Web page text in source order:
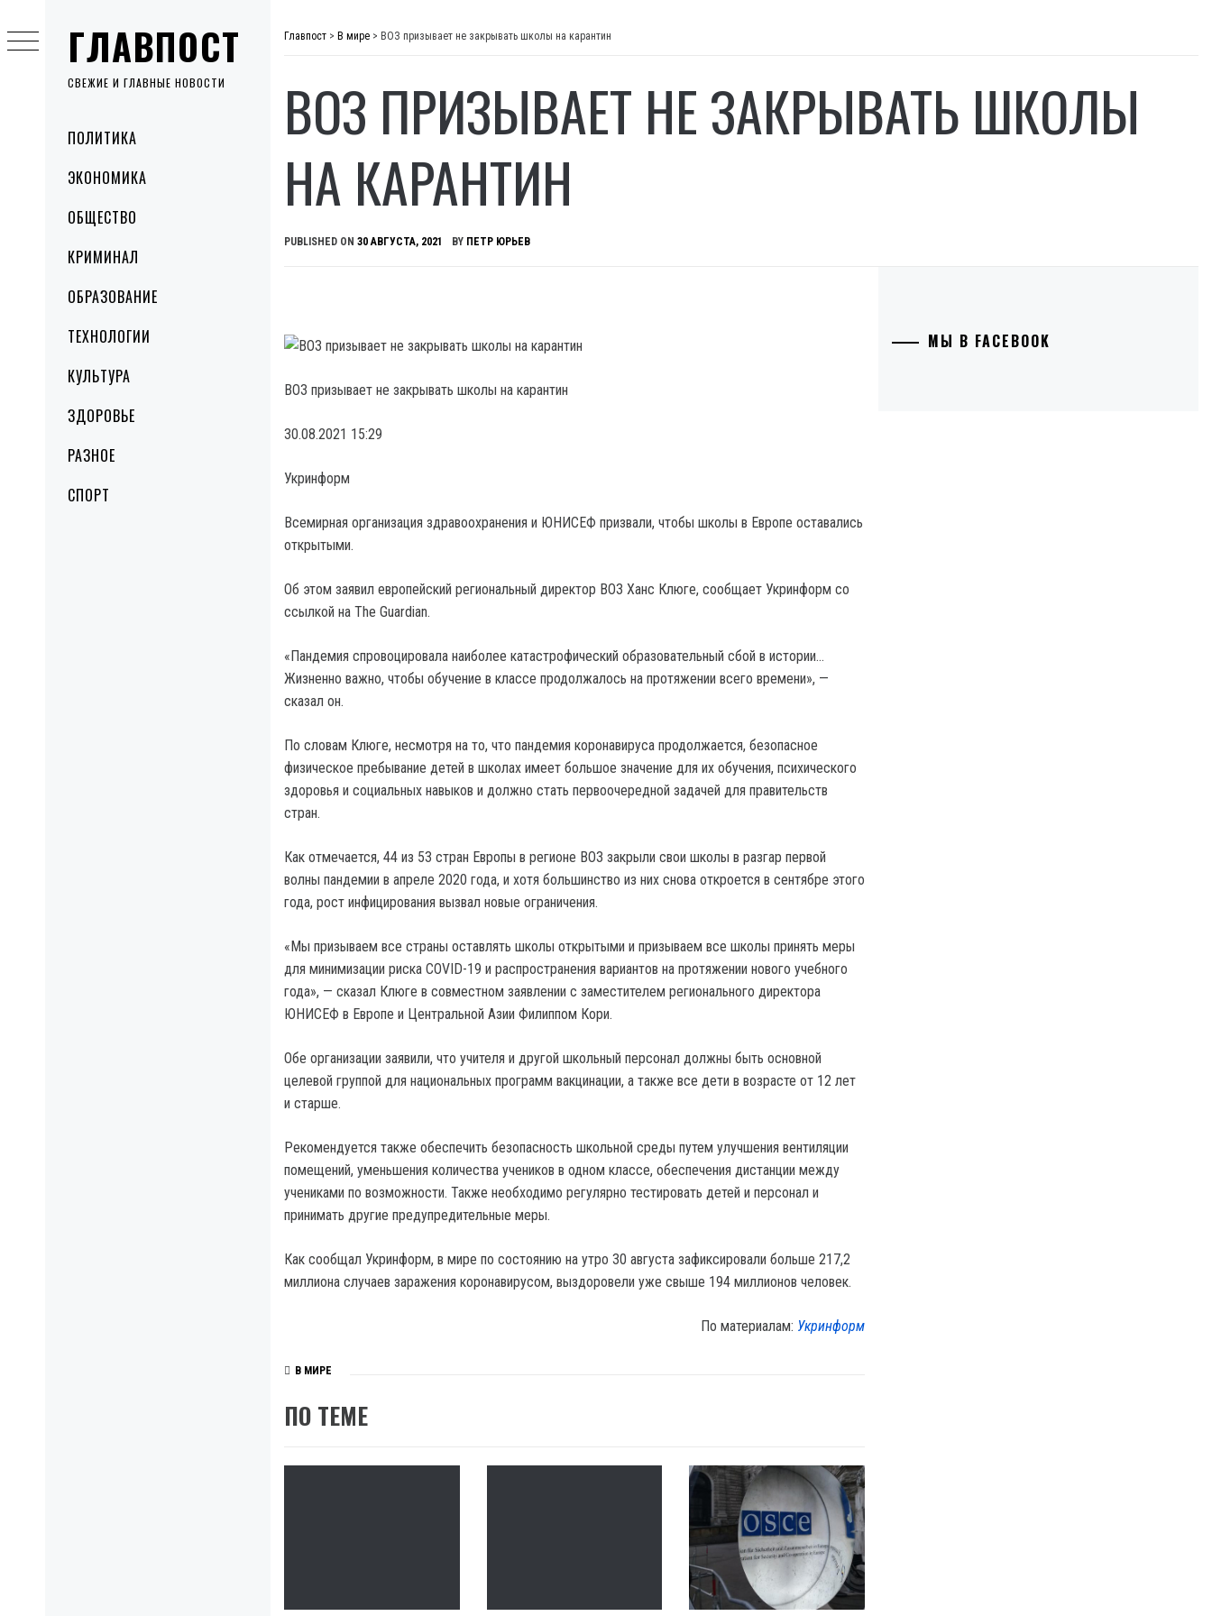
ГЛАВПОСТ
СВЕЖИЕ И ГЛАВНЫЕ НОВОСТИ
MenuПОЛИТИКА
ЭКОНОМИКА
ОБЩЕСТВО
КРИМИНАЛ
ОБРАЗОВАНИЕ
ТЕХНОЛОГИИ
КУЛЬТУРА
ЗДОРОВЬЕ
РАЗНОЕ
СПОРТ
to
content
Главпост > В мире > ВОЗ призывает не закрывать школы на карантин
ВОЗ ПРИЗЫВАЕТ НЕ ЗАКРЫВАТЬ ШКОЛЫ
НА КАРАНТИН
PUBLISHED ON 30 АВГУСТА, 2021 BY ПЕТР ЮРЬЕВ
ВОЗ призывает не закрывать школы на карантин
30.08.2021 15:29
Укринформ
Всемирная организация здравоохранения и ЮНИСЕФ призвали, чтобы школы в Европе оставались
открытыми.
Об этом заявил европейский региональный директор ВОЗ Ханс Клюге, сообщает Укринформ со
ссылкой на The Guardian.
«Пандемия спровоцировала наиболее катастрофический образовательный сбой в истории…
Жизненно важно, чтобы обучение в классе продолжалось на протяжении всего времени», —
сказал он.
По словам Клюге, несмотря на то, что пандемия коронавируса продолжается, безопасное
физическое пребывание детей в школах имеет большое значение для их обучения, психического
здоровья и социальных навыков и должно стать первоочередной задачей для правительств
стран.
Как отмечается, 44 из 53 стран Европы в регионе ВОЗ закрыли свои школы в разгар первой
волны пандемии в апреле 2020 года, и хотя большинство из них снова откроется в сентябре этого
года, рост инфицирования вызвал новые ограничения.
«Мы призываем все страны оставлять школы открытыми и призываем все школы принять меры
для минимизации риска COVID-19 и распространения вариантов на протяжении нового учебного
года», — сказал Клюге в совместном заявлении с заместителем регионального директора
ЮНИСЕФ в Европе и Центральной Азии Филиппом Кори.
Обе организации заявили, что учителя и другой школьный персонал должны быть основной
целевой группой для национальных программ вакцинации, а также все дети в возрасте от 12 лет
и старше.
Рекомендуется также обеспечить безопасность школьной среды путем улучшения вентиляции
помещений, уменьшения количества учеников в одном классе, обеспечения дистанции между
учениками по возможности. Также необходимо регулярно тестировать детей и персонал и
принимать другие предупредительные меры.
Как сообщал Укринформ, в мире по состоянию на утро 30 августа зафиксировали больше 217,2
миллиона случаев заражения коронавирусом, выздоровели уже свыше 194 миллионов человек.
По материалам: Укринформ
В МИРЕ
ПО ТЕМЕ
МЫ В FACEBOOK